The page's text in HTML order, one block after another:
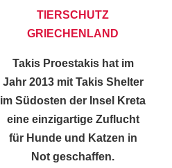
TIERSCHUTZ
GRIECHENLAND
Takis Proestakis hat im
Jahr 2013 mit Takis Shelter
im Südosten der Insel Kreta
eine einzigartige Zuflucht
für Hunde und Katzen in
Not geschaffen.